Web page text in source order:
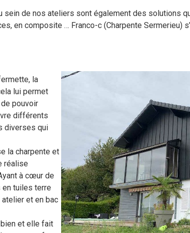
de nos ateliers sont également des solutions
en composite … Franco-c (Charpente Sermerieu)
la
lui permet
pouvoir
différents
diverses qui
la charpente et
réalise
à cœur de
tuiles terre
et en bac
et elle fait